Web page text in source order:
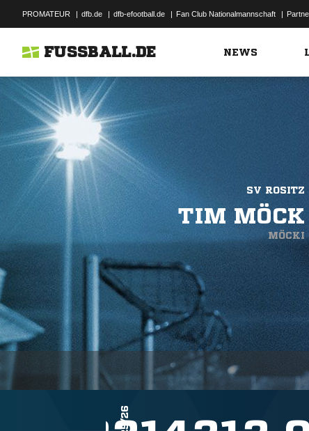
PROMATEUR | dfb.de | dfb-efootball.de | Fan Club Nationalmannschaft |
FUSSBALL.DE NEWS
SV ROSITZ
TIM MÖCK
MÖCKI